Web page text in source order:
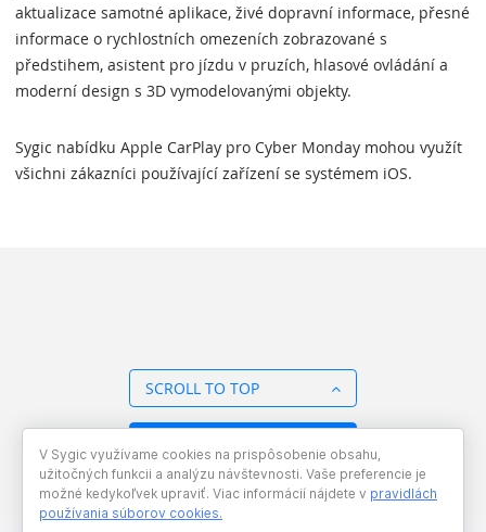
aktualizace samotné aplikace, živé dopravní informace, přesné
informace o rychlostních omezeních zobrazované s
předstihem, asistent pro jízdu v pruzích, hlasové ovládání a
moderní design s 3D vymodelovanými objekty.
Sygic nabídku Apple CarPlay pro Cyber Monday mohou využít
všichni zákazníci používající zařízení se systémem iOS.
SCROLL TO TOP
V Sygic využívame cookies na prispôsobenie obsahu,
užitočných funkcii a analýzu návštevnosti. Vaše preferencie je
možné kedykoľvek upraviť. Viac informácií nájdete v pravidlách
používania súborov cookies.